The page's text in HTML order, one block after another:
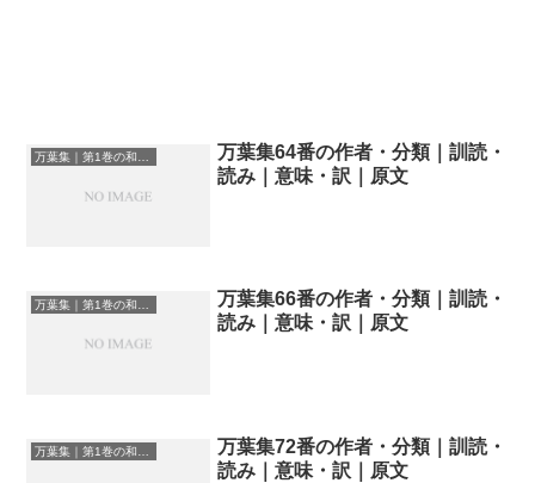
万葉集64番の作者・分類｜訓読・
読み｜意味・訳｜原文
万葉集66番の作者・分類｜訓読・
読み｜意味・訳｜原文
万葉集｜第1巻の和歌一覧
万葉集72番の作者・分類｜訓読・
読み｜意味・訳｜原文